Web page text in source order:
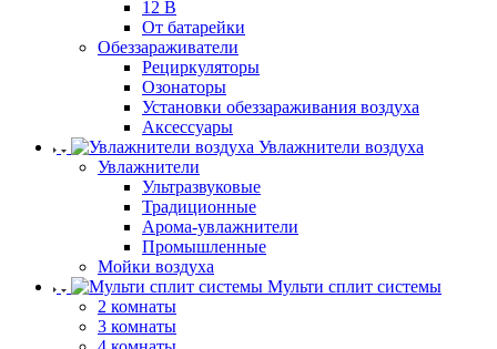
12 В
От батарейки
Обеззараживатели
Рециркуляторы
Озонаторы
Установки обеззараживания воздуха
Аксессуары
Увлажнители воздуха
Увлажнители
Ультразвуковые
Традиционные
Арома-увлажнители
Промышленные
Мойки воздуха
Мульти сплит системы
2 комнаты
3 комнаты